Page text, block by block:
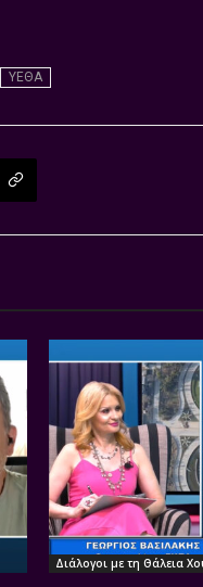
ΥΕΘΑ
Διάλογοι με τη Θάλεια